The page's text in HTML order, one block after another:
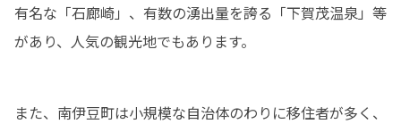
有名な「石廊崎」、有数の湧出量を誇る「下賀茂温泉」等
があり、人気の観光地でもあります。
また、南伊豆町は小規模な自治体のわりに移住者が多く、